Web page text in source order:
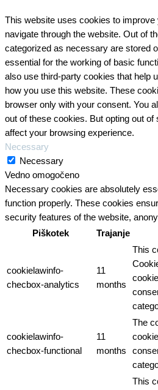
This website uses cookies to
navigate through the website. Out of
categorized as necessary are stored
essential for the working of basic
also use third-party cookies that help
how you use this website. These
browser only with your consent. You
out of these cookies. But opting out
affect your browsing experience.
Necessary
Necessary
Vedno omogočeno
Necessary cookies are absolutely
function properly. These cookies
security features of the website,
Piškotek
Trajanje
cookielawinfo-
checbox-analytics
11
months
This
cookielawinfo-
checbox-functional
11
months
The
This